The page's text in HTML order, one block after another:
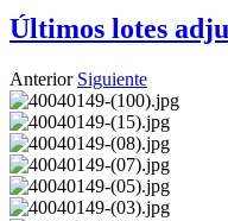
Últimos lotes
Anterior Siguiente